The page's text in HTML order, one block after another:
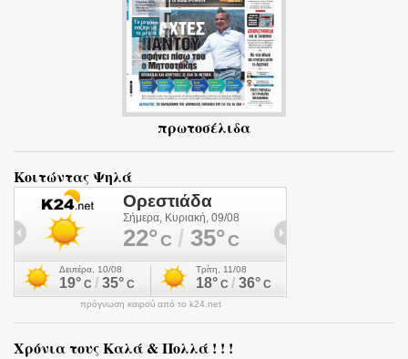
πρωτοσέλιδα
Κοιτώντας Ψηλά
πρόγνωση καιρού από το k24.net
Χρόνια τους Καλά & Πολλά ! ! !